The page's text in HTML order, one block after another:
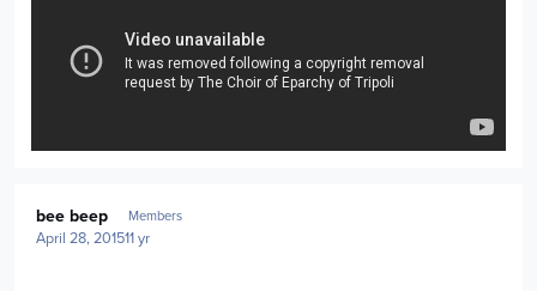
bee beep Members
April 28, 201511 yr